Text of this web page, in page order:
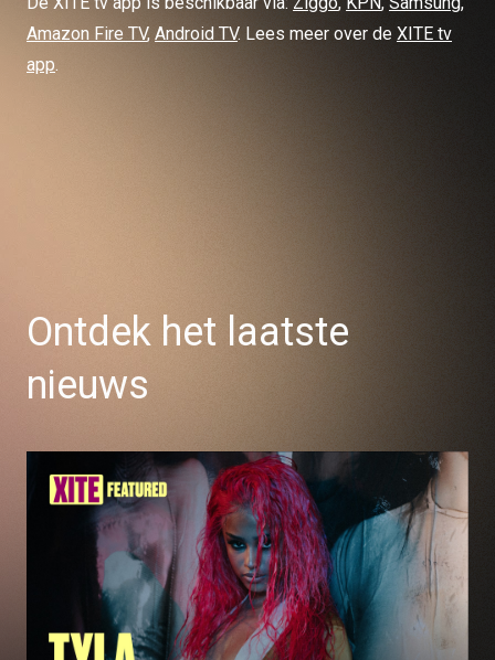
Amazon Fire TV, Android TV. Lees meer over de XITE tv
app.
Ontdek het laatste
nieuws